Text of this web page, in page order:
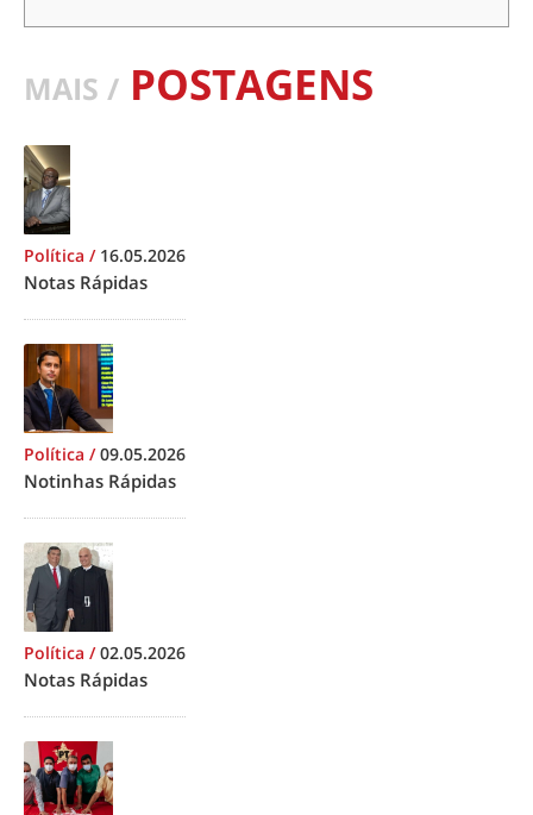
MAIS / POSTAGENS
Política / 16.05.2026
Notas Rápidas
Política /09.05.2026
Notinhas Rápidas
Política /02.05.2026
Notas Rápidas